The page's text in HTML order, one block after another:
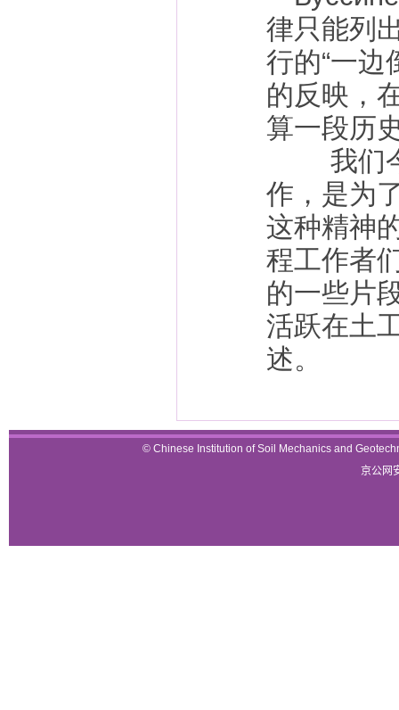
律只能列
行的“一边
的反映，
算一段历
我们今
作，是为
这种精神
程工作者
的一些片
活跃在土
述。